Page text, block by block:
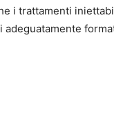
i trattamenti
adeguatamente